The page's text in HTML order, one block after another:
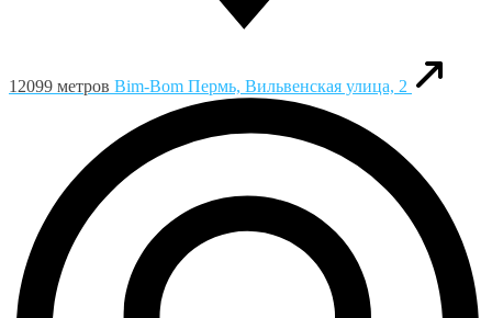
12099 метров Bim-Bom Пермь, Вильвенская улица, 2